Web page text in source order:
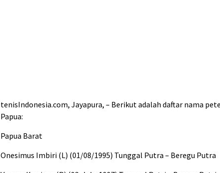
tenisIndonesia.com, Jayapura, – Berikut adalah daftar nama
Papua:
Papua Barat
Onesimus Imbiri (L) (01/08/1995) Tunggal Putra – Beregu Putra